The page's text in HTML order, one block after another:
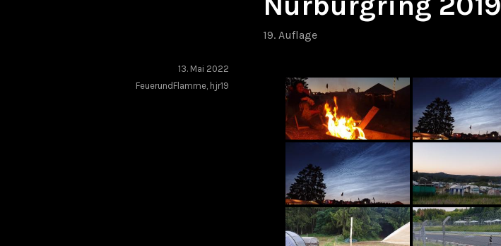
19. Auflage
13. Mai 2022
FeuerundFlamme, hjr19